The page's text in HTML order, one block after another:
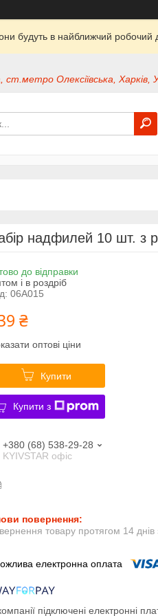
будуть в найближчий робочий
ст.метро Олексіївська, Харків,
надфилей 10 шт. з
до відправки
і в роздріб
06A015
₴
оптові ціни
Купити
Купити з
+380 (68) 538-29-28
KYIVSTAR офіс
товару протягом 14 днів
підключені електронні